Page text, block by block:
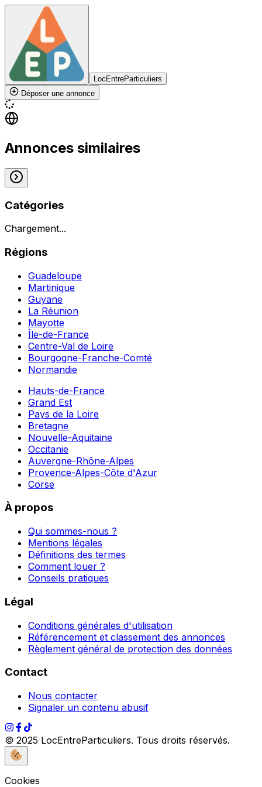
LocEntreParticuliers
Déposer une annonce
Annonces similaires
Catégories
Chargement...
Régions
Guadeloupe
Martinique
Guyane
La Réunion
Mayotte
Île-de-France
Centre-Val de Loire
Bourgogne-Franche-Comté
Normandie
Hauts-de-France
Grand Est
Pays de la Loire
Bretagne
Nouvelle-Aquitaine
Occitanie
Auvergne-Rhône-Alpes
Provence-Alpes-Côte d'Azur
Corse
À propos
Qui sommes-nous ?
Mentions légales
Définitions des termes
Comment louer ?
Conseils pratiques
Légal
Conditions générales d'utilisation
Référencement et classement des annonces
Règlement général de protection des données
Contact
Nous contacter
Signaler un contenu abusif
© 2025 LocEntreParticuliers. Tous droits réservés.
Cookies